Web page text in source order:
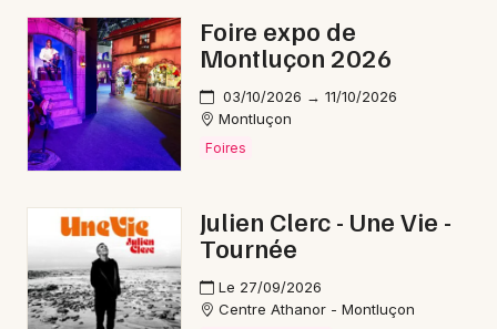
Artistes en tournée
Actus à Guéret
Magazine à Guéret
Foire expo de
Montluçon 2026
03/10/2026 → 11/10/2026
Montluçon
Foires
Julien Clerc - Une Vie -
Tournée
Le 27/09/2026
Centre Athanor - Montluçon